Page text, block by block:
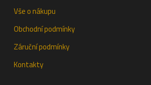
Vše o nákupu
Obchodní podmínky
Záruční podmínky
Kontakty